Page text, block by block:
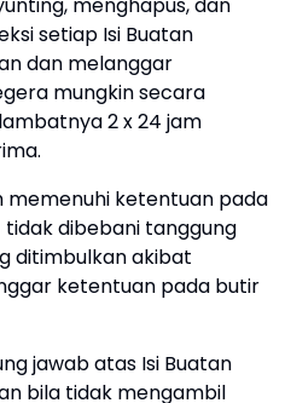
setiap Isi Buatan
dan melanggar
mungkin secara
2 x 24 jam
memenuhi ketentuan pada
dibebani tanggung
ditimbulkan akibat
ketentuan pada butir
jawab atas Isi Buatan
bila tidak mengambil